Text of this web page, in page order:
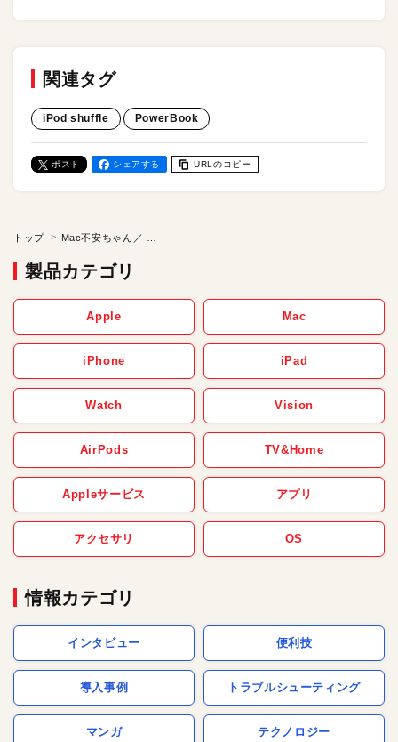
関連タグ
iPod shuffle PowerBook
ポスト シェアする URLのコピー
トップ
製品カテゴリ
Apple Mac
iPhone iPad
Watch Vision
AirPods TV&Home
Appleサービス アプリ
アクセサリ OS
情報カテゴリ
インタビュー 便利技
導入事例 トラブルシューティング
マンガ テクノロジー